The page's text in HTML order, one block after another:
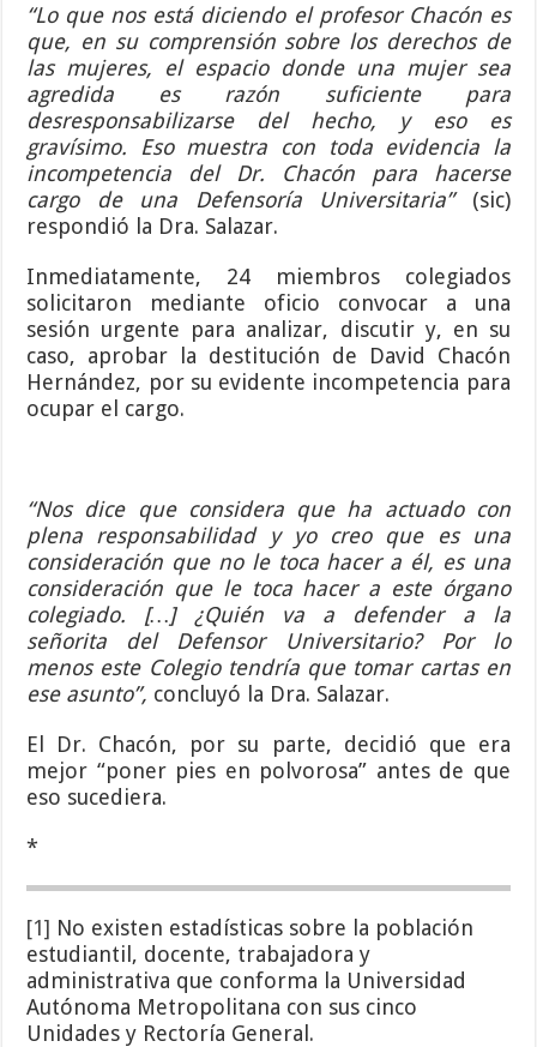
“Lo que nos está diciendo el profesor Chacón es
que, en su comprensión sobre los derechos de
las mujeres, el espacio donde una mujer sea
agredida es razón suficiente para
desresponsabilizarse del hecho, y eso es
gravísimo. Eso muestra con toda evidencia la
incompetencia del Dr. Chacón para hacerse
cargo de una Defensoría Universitaria”(sic)
respondió la Dra. Salazar.
Inmediatamente, 24 miembros colegiados
solicitaron mediante oficio convocar a una
sesión urgente para analizar, discutir y, en su
caso, aprobar la destitución de David Chacón
Hernández, por su evidente incompetencia para
ocupar el cargo.
“Nos dice que considera que ha actuado con
plena responsabilidad y yo creo que es una
consideración que no le toca hacer a él, es una
consideración que le toca hacer a este órgano
colegiado. […] ¿Quién va a defender a la
señorita del Defensor Universitario? Por lo
menos este Colegio tendría que tomar cartas en
ese asunto”, concluyó la Dra. Salazar.
El Dr. Chacón, por su parte, decidió que era
mejor “poner pies en polvorosa” antes de que
eso sucediera.
*
[1] No existen estadísticas sobre la población
estudiantil, docente, trabajadora y
administrativa que conforma la Universidad
Autónoma Metropolitana con sus cinco
Unidades y Rectoría General.